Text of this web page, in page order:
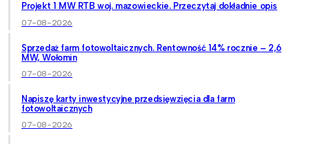
Projekt 1 MW RTB woj. mazowieckie. Przeczytaj dokładnie opis
07-08-2026
Sprzedaż farm fotowoltaicznych. Rentowność 14% rocznie – 2,6
MW, Wołomin
07-08-2026
Napiszę karty inwestycyjne przedsięwzięcia dla farm
fotowoltaicznych
07-08-2026